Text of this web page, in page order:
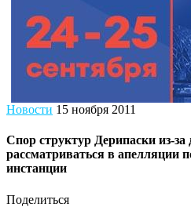
Новости 15 ноября 2011
Спор структур Дерипаски из-за
рассматриваться в апелляции
инстанции
Поделиться